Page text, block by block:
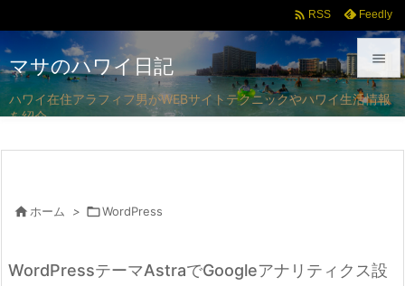
マサのハワイ日記
ハワイ在住アラフィフ男がWEBサイトテクニックやハワイ生活情報
を紹介


メニュ

 RSS Feedly
 ホーム > WordPress
WordPressテーマAstraでGoogleアナリティクス設